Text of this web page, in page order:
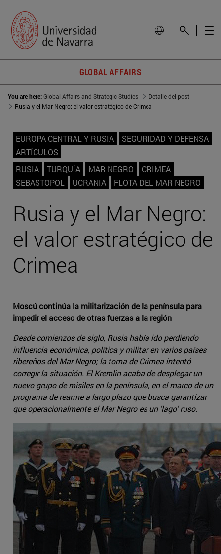
GLOBAL AFFAIRS
You are here:Global Affairs and Strategic Studies
Detalle del post
Rusia y el Mar Negro: el valor estratégico de Crimea
EUROPA CENTRAL Y RUSIA
SEGURIDAD Y DEFENSA
ARTÍCULOS
RUSIA
TURQUÍA MAR NEGRO
CRIMEA
SEBASTOPOL
UCRANIA FLOTA DEL MAR NEGRO
Rusia y el Mar Negro:
el valor estratégico de
Crimea
Moscú continúa la militarización de la península para
impedir el acceso de otras fuerzas a la región
Desde comienzos de siglo, Rusia había ido perdiendo
influencia económica, política y militar en varios países
ribereños del Mar Negro; la toma de Crimea intentó
corregir la situación. El Kremlin acaba de desplegar un
nuevo grupo de misiles en la península, en el marco de un
programa de rearme a largo plazo que busca garantizar
que operacionalmente el Mar Negro es un 'lago' ruso.